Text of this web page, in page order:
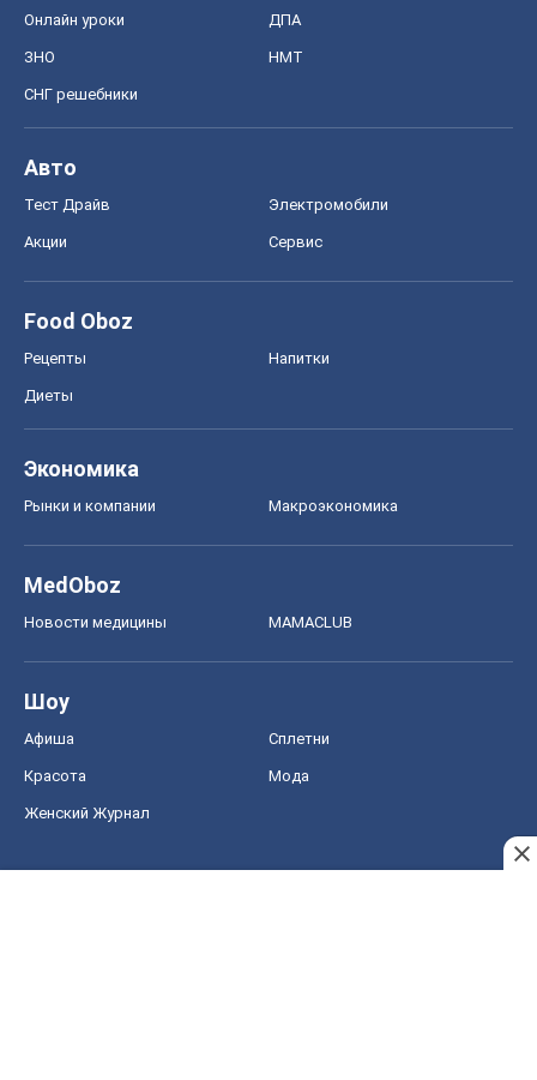
Онлайн уроки ДПА
ЗНО НМТ
СНГ решебники
Авто
Тест Драйв Электромобили
Акции Сервис
Food Oboz
Рецепты Напитки
Диеты
Экономика
Рынки и компании Mакроэкономика
MedOboz
Новости медицины MAMACLUB
Шоу
Афиша Сплетни
Красота Мода
Женский Журнал